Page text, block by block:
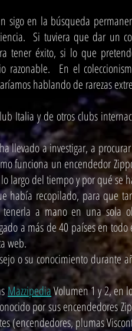
sigo en la búsqueda
Si tuviera que dar un
tener éxito, si lo que
razonable. En el
hablando de rarezas
Italia y de otros clubs
llevado a investigar, a
funciona un encendedor
largo del tiempo y por qué se
había recopilado, para que
a mano en una sola
a más de 40 países en
web.
o su conocimiento durante
MazzipediaVolumen 1 y 2, en
por sus encendedores
(encendedores, plumas